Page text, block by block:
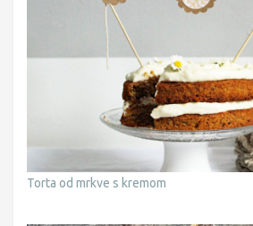
Torta od mrkve s kremom